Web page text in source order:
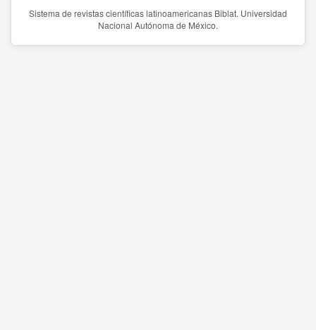
Sistema de revistas científicas latinoamericanas Biblat. Universidad
Nacional Autónoma de México.